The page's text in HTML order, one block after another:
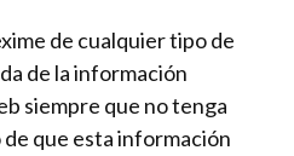
de cualquier tipo de
de la información
siempre que no tenga
que esta información